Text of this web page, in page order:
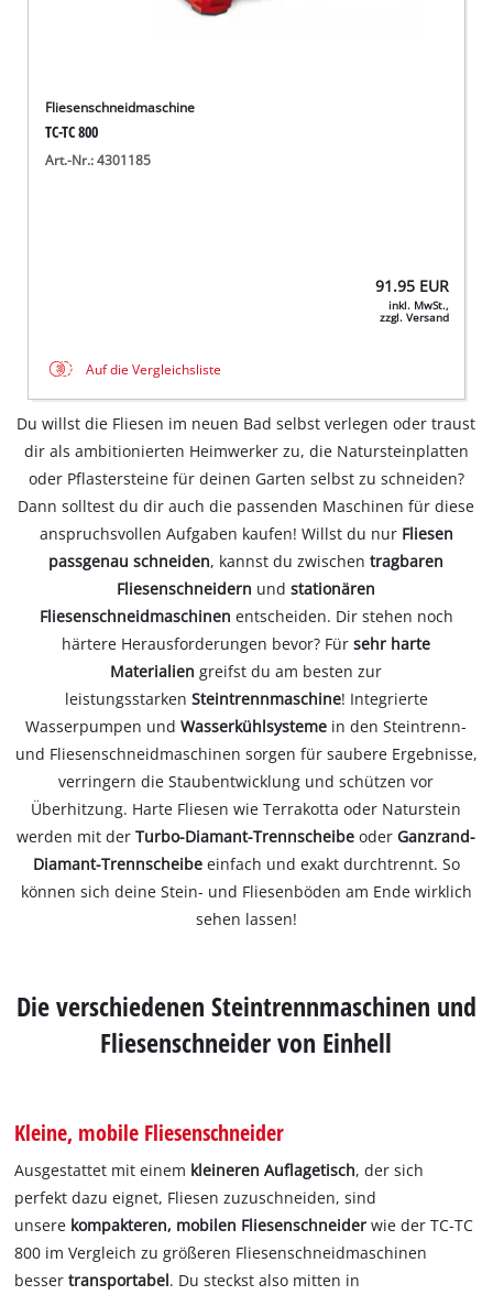
Fliesenschneidmaschine
TC-TC 800
Art.-Nr.: 4301185
91.95 EUR
inkl. MwSt.,
zzgl. Versand
Auf die Vergleichsliste
Du willst die Fliesen im neuen Bad selbst verlegen oder traust
dir als ambitionierten Heimwerker zu, die Natursteinplatten
oder Pflastersteine für deinen Garten selbst zu schneiden?
Dann solltest du dir auch die passenden Maschinen für diese
anspruchsvollen Aufgaben kaufen! Willst du nur Fliesen
passgenau schneiden, kannst du zwischentragbaren
Fliesenschneidern undstationären
Fliesenschneidmaschinen entscheiden. Dir stehen noch
härtere Herausforderungen bevor? Fürsehr harte
Materialien greifst du am besten zur
leistungsstarken Steintrennmaschine! Integrierte
Wasserpumpen undWasserkühlsysteme in den Steintrenn-
und Fliesenschneidmaschinen sorgen für saubere Ergebnisse,
verringern die Staubentwicklung und schützen vor
Überhitzung. Harte Fliesen wie Terrakotta oder Naturstein
werden mit derTurbo-Diamant-Trennscheibe oderGanzrand-
Diamant-Trennscheibeeinfach und exakt durchtrennt. So
können sich deine Stein- und Fliesenböden am Ende wirklich
sehen lassen!
Die verschiedenen Steintrennmaschinen und
Fliesenschneider von Einhell
Kleine, mobile Fliesenschneider
Ausgestattet mit einem kleineren Auflagetisch, der sich
perfekt dazu eignet, Fliesen zuzuschneiden, sind
unsere kompakteren, mobilen Fliesenschneider wie der TC-TC
800 im Vergleich zu größeren Fliesenschneidmaschinen
bessertransportabel. Du steckst also mitten in